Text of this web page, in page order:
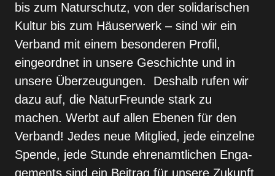
bis zum Naturschutz, von der solidarischen
Kultur bis zum Häuserwerk – sind wir ein
Verband mit einem beson­deren Profil,
eingeordnet in unsere Geschichte und in
unsere Überzeugungen. Deshalb rufen wir
dazu auf, die NaturFreunde stark zu
machen. Werbt auf allen Ebenen für den
Verband! Jedes neue Mitglied, jede einzelne
Spende, jede Stunde ehrenamtlichen Enga­
gements sind ein Beitrag für unsere Zukunft.